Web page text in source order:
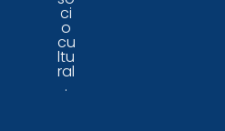
ci
o
cu
ltu
ral
.